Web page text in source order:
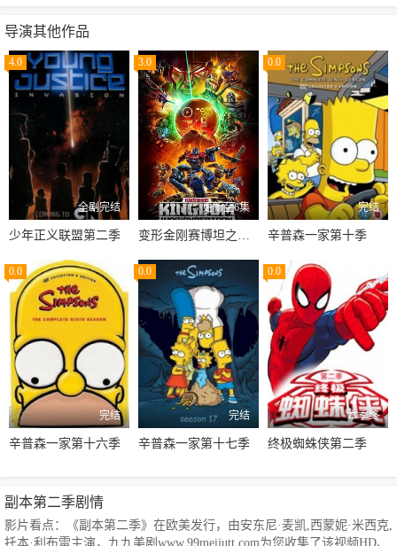
导演其他作品
4.0
全剧完结
少年正义联盟第二季
3.0
更新至6集
0.0
完结
辛普森一家第十季
0.0
完结
辛普森一家第十六季
0.0
完结
辛普森一家第十七季
0.0
本季终
终极蜘蛛侠第二季
副本第二季剧情
影片看点：《副本第二季》在欧美发行，由安东尼·麦凯,西蒙妮·米西克,
托本·利布雷主演，九九美剧www.99meijutt.com为您收集了该视频HD、